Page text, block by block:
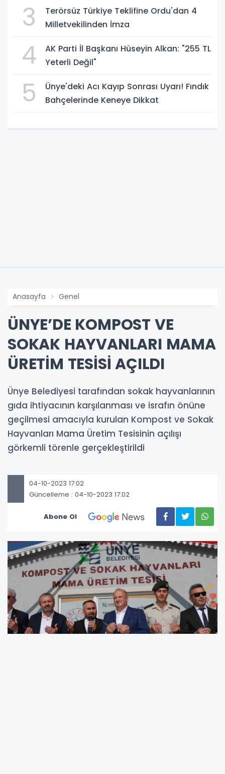
3
Terörsüz Türkiye Teklifine Ordu'dan 4
Milletvekilinden İmza
4
AK Parti İl Başkanı Hüseyin Alkan: "255 TL
Yeterli Değil"
5
Ünye'deki Acı Kayıp Sonrası Uyarı! Fındık
Bahçelerinde Keneye Dikkat
Anasayfa Genel
ÜNYE’DE KOMPOST VE
SOKAK HAYVANLARI MAMA
ÜRETİM TESİSİ AÇILDI
Ünye Belediyesi tarafından sokak hayvanlarının
gıda ihtiyacının karşılanması ve israfın önüne
geçilmesi amacıyla kurulan Kompost ve Sokak
Hayvanları Mama Üretim Tesisinin açılışı
görkemli törenle gerçekleştirildi
04-10-2023 17:02
Güncelleme : 04-10-2023 17:02
Abone Ol